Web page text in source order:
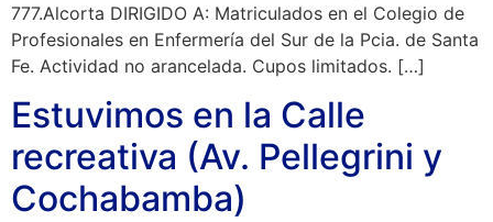
777.Alcorta DIRIGIDO A: Matriculados en el Colegio de
Profesionales en Enfermería del Sur de la Pcia. de Santa
Fe. Actividad no arancelada. Cupos limitados. […]
Estuvimos en la Calle
recreativa (Av. Pellegrini y
Cochabamba)